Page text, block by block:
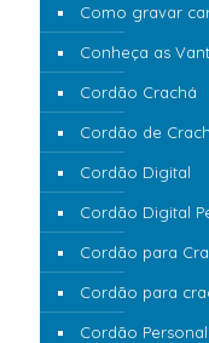
Como gravar
Conheça as
Cordão Crachá
Cordão de
Cordão Digital
Cordão Digital
Cordão para
Cordão para
Cordão